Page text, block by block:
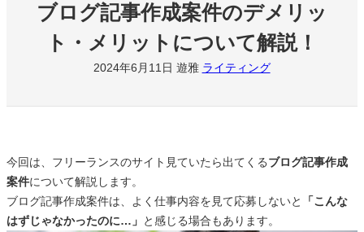
ブログ記事作成案件のデメリッ
ト・メリットについて解説！
2024年6月11日 遊雅 ライティング
今回は、フリーランスのサイト見ていたら出てくるブログ記事作成
案件について解説します。
ブログ記事作成案件は、よく仕事内容を見て応募しないと
「こんな
はずじゃなかったのに…」 と感じる場合もあります。